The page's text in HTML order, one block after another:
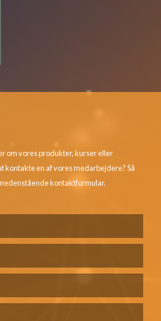
om vores produkter, kurser eller
kontakte en af vores medarbejdere? Så
kontaktformular.